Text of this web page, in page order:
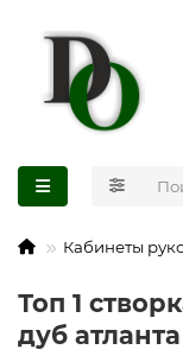
Кабинеты
Топ 1
дуб атланта